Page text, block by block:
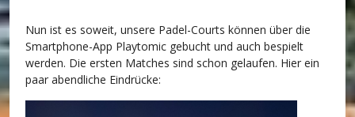
Nun ist es soweit, unsere Padel-Courts können über die
Smartphone-App Playtomic gebucht und auch bespielt
werden. Die ersten Matches sind schon gelaufen. Hier ein
paar abendliche Eindrücke: